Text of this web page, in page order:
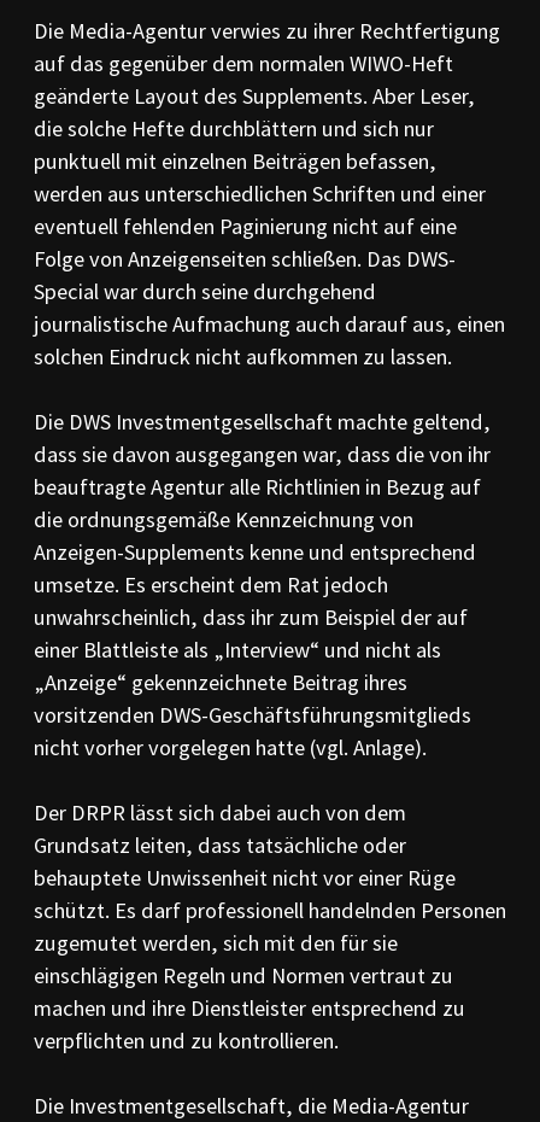
Die Media-Agentur verwies zu ihrer Rechtfertigung
auf das gegenüber dem normalen WIWO-Heft
geänderte Layout des Supplements. Aber Leser,
die solche Hefte durchblättern und sich nur
punktuell mit einzelnen Beiträgen befassen,
werden aus unterschiedlichen Schriften und einer
eventuell fehlenden Paginierung nicht auf eine
Folge von Anzeigenseiten schließen. Das DWS-
Special war durch seine durchgehend
journalistische Aufmachung auch darauf aus, einen
solchen Eindruck nicht aufkommen zu lassen.
Die DWS Investmentgesellschaft machte geltend,
dass sie davon ausgegangen war, dass die von ihr
beauftragte Agentur alle Richtlinien in Bezug auf
die ordnungsgemäße Kennzeichnung von
Anzeigen-Supplements kenne und entsprechend
umsetze. Es erscheint dem Rat jedoch
unwahrscheinlich, dass ihr zum Beispiel der auf
einer Blattleiste als „Interview“ und nicht als
„Anzeige“ gekennzeichnete Beitrag ihres
vorsitzenden DWS-Geschäftsführungsmitglieds
nicht vorher vorgelegen hatte (vgl. Anlage).
Der DRPR lässt sich dabei auch von dem
Grundsatz leiten, dass tatsächliche oder
behauptete Unwissenheit nicht vor einer Rüge
schützt. Es darf professionell handelnden Personen
zugemutet werden, sich mit den für sie
einschlägigen Regeln und Normen vertraut zu
machen und ihre Dienstleister entsprechend zu
verpflichten und zu kontrollieren.
Die Investmentgesellschaft, die Media-Agentur